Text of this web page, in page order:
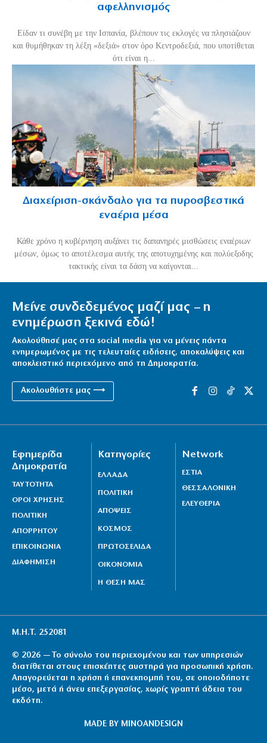
αφελληνισμός
Είδαν τι συνέβη με την Ισπανία, βλέπουν τις εκλογές να πλησιάζουν
και θυμήθηκαν τη λέξη «δεξιά» στον όρο Κεντροδεξιά, που υποτίθεται
ότι είναι η...
Διαχείριση-σκάνδαλο για τα πυροσβεστικά
εναέρια μέσα
Κάθε χρόνο η κυβέρνηση αυξάνει τις δαπανηρές μισθώσεις εναέριων
μέσων, όμως το αποτέλεσμα αυτής της αποτυχημένης και πολύεξοδης
τακτικής είναι τα δάση να καίγονται...
Μείνε συνδεδεμένος μαζί μας – η
ενημέρωση ξεκινά εδώ!
Ακολούθησέ μας στα social media για να μένεις πάντα
ενημερωμένος με τις τελευταίες ειδήσεις, αποκαλύψεις και
αποκλειστικό περιεχόμενο από τη Δημοκρατία.
Ακολουθήστε μας ⟶
Εφημερίδα
Δημοκρατία
ΤΑΥΤΟΤΗΤΑ
ΟΡΟΙ ΧΡΗΣΗΣ
ΠΟΛΙΤΙΚΗ
ΑΠΟΡΡΗΤΟΥ
ΕΠΙΚΟΙΝΩΝΙΑ
ΔΙΑΦΗΜΙΣΗ
Κατηγορίες
ΕΛΛΑΔΑ
ΠΟΛΙΤΙΚΗ
ΑΠΟΨΕΙΣ
ΚΟΣΜΟΣ
ΠΡΩΤΟΣΕΛΙΔΑ
ΟΙΚΟΝΟΜΙΑ
Η ΘΕΣΗ ΜΑΣ
Network
ΕΣΤΙΑ
ΘΕΣΣΑΛΟΝΙΚΗ
ΕΛΕΥΘΕΡΙΑ
Μ.Η.Τ. 252081
© 2026 — Το σύνολο του περιεχομένου και των υπηρεσιών
διατίθεται στους επισκέπτες αυστηρά για προσωπική χρήση.
Απαγορεύεται η χρήση ή επανεκπομπή του, σε οποιοδήποτε
μέσο, μετά ή άνευ επεξεργασίας, χωρίς γραπτή άδεια του
εκδότη.
MADE BY MINOANDESIGN